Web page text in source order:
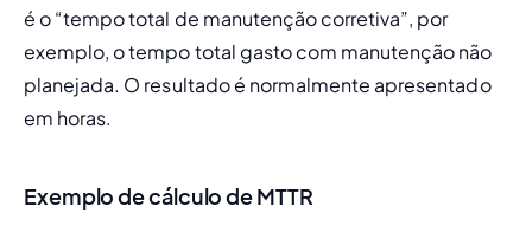
é o “tempo total de manutenção corretiva”, por
exemplo, o tempo total gasto com manutenção não
planejada. O resultado é normalmente apresentado
em horas.
Exemplo de cálculo de MTTR